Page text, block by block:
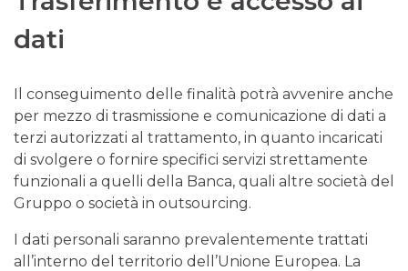
dati
Il conseguimento delle finalità potrà avvenire anche
per mezzo di trasmissione e comunicazione di dati a
terzi autorizzati al trattamento, in quanto incaricati
di svolgere o fornire specifici servizi strettamente
funzionali a quelli della Banca, quali altre società del
Gruppo o società in outsourcing.
I dati personali saranno prevalentemente trattati
all’interno del territorio dell’Unione Europea. La